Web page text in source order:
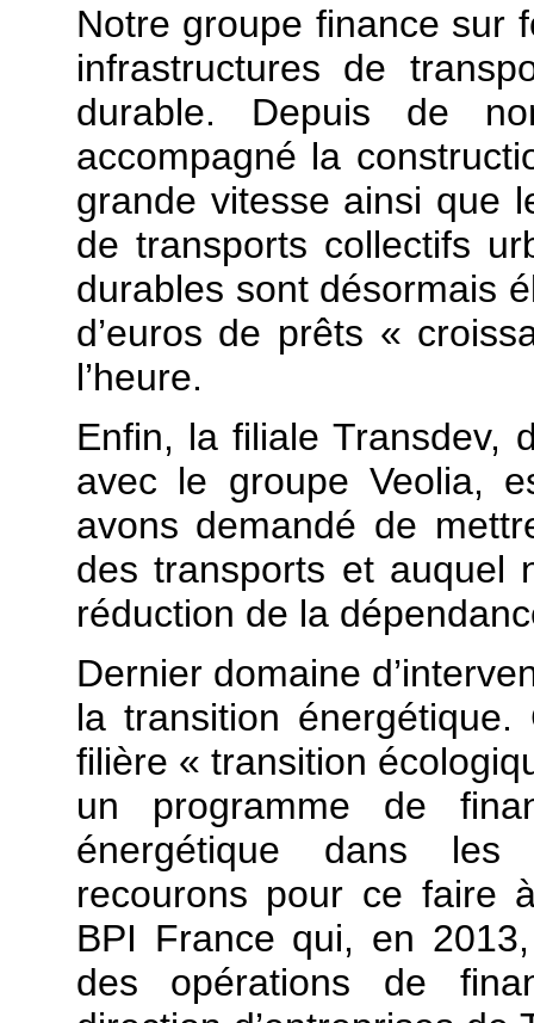
Notre groupe finance sur
infrastructures de
durable. Depuis de
accompagné la
grande vitesse ainsi que
de transports collectifs
durables sont désormais
d’euros de prêts «
l’heure.
Enfin, la filiale Transdev,
avec le groupe Veolia,
avons demandé de
des transports et auquel
réduction de la
Dernier domaine
la transition
filière « transition
un programme de
énergétique dans les
recourons pour ce faire
BPI France qui, en
des opérations de